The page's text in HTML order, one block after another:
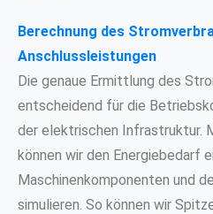
Berechnung des
Anschlussleistungen
Die genaue Ermittlung des
entscheidend für die
der elektrischen Infrastruktur.
können wir den Energiebedarf
Maschinenkomponenten und
simulieren. So können wir